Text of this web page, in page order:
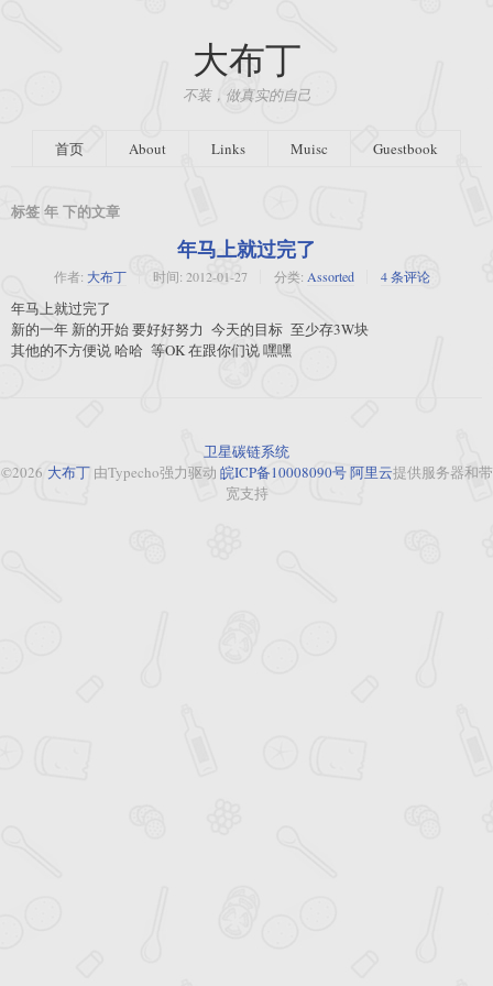
大布丁
不装，做真实的自己
首页 About Links Muisc Guestbook
标签 年 下的文章
年马上就过完了
作者: 大布丁 时间: 2012-01-27 分类: Assorted 4 条评论
年马上就过完了
新的一年 新的开始 要好好努力 今天的目标 至少存3W块
其他的不方便说 哈哈 等OK 在跟你们说 嘿嘿
卫星碳链系统
©2026 大布丁由Typecho强力驱动 皖ICP备10008090号阿里云提供服务器和带
宽支持